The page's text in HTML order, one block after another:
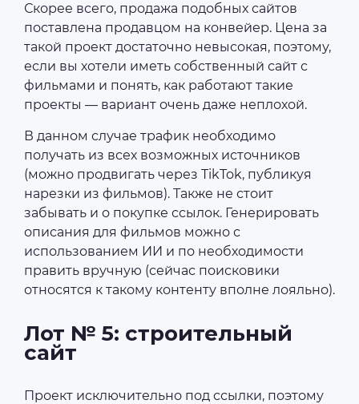
Скорее всего, продажа подобных сайтов
поставлена продавцом на конвейер. Цена за
такой проект достаточно невысокая, поэтому,
если вы хотели иметь собственный сайт с
фильмами и понять, как работают такие
проекты — вариант очень даже неплохой.
В данном случае трафик необходимо
получать из всех возможных источников
(можно продвигать через TikTok, публикуя
нарезки из фильмов). Также не стоит
забывать и о покупке ссылок. Генерировать
описания для фильмов можно с
использованием ИИ и по необходимости
править вручную (сейчас поисковики
относятся к такому контенту вполне лояльно).
Лот № 5: строительный
сайт
Проект исключительно под ссылки, поэтому